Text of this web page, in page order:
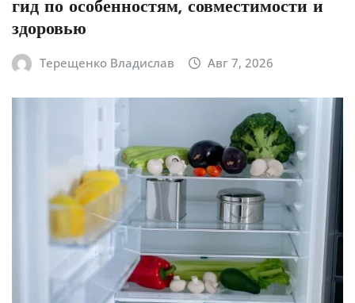
гид по особенностям, совместимости и
здоровью
Терещенко Владислав Авг 7, 2026